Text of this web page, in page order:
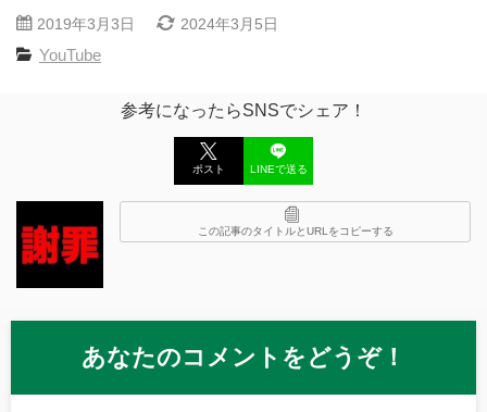
2019年3月3日 2024年3月5日
YouTube
参考になったらSNSでシェア！
ポスト LINEで送る
この記事のタイトルとURLをコピーする
あなたのコメントをどうぞ！